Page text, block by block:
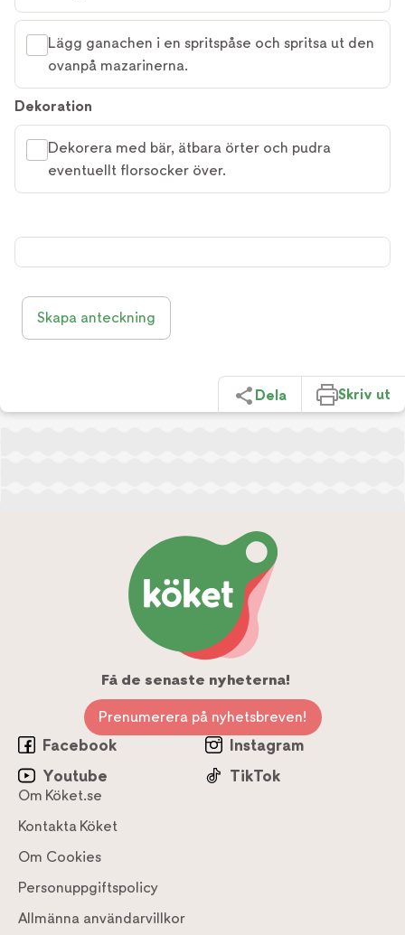
Lägg ganachen i en spritspåse och spritsa ut den
ovanpå mazarinerna.
Dekoration
Dekorera med bär, ätbara örter och pudra
eventuellt florsocker över.
Skapa anteckning
Dela Skriv ut
Få de senaste nyheterna!
Prenumerera på nyhetsbreven!
Facebook
Instagram
Youtube
TikTok
Om Köket.se
Kontakta Köket
Om Cookies
Personuppgiftspolicy
Allmänna användarvillkor